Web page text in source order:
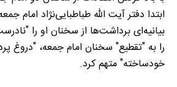
ابتدا دفتر آیت الله طباطبایی‌نژاد امام
بیانیه‌ای برداشت‌ها از سخنان او را
را به "تقطیع" سخنان امام جمعه، "دروغ
خودساخته" متهم کرد.